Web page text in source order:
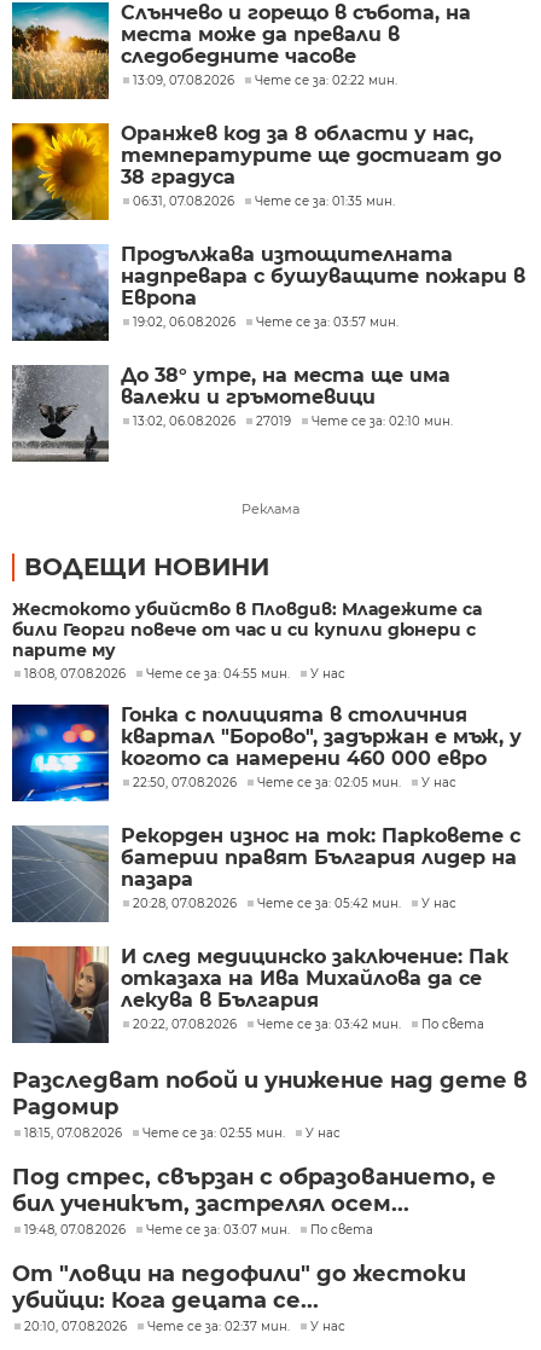
Слънчево и горещо в събота, на
места може да превали в
следобедните часове
13:09, 07.08.2026 Чете се за: 02:22 мин.
Оранжев код за 8 области у нас,
температурите ще достигат до
38 градуса
06:31, 07.08.2026 Чете се за: 01:35 мин.
Продължава изтощителната
надпревара с бушуващите пожари в
Европа
19:02, 06.08.2026 Чете се за: 03:57 мин.
До 38° утре, на места ще има
валежи и гръмотевици
13:02, 06.08.2026 27019 Чете се за: 02:10 мин.
Реклама
ВОДЕЩИ НОВИНИ
Жестокото убийство в Пловдив: Младежите са
били Георги повече от час и си купили дюнери с
парите му
18:08, 07.08.2026 Чете се за: 04:55 мин. У нас
Гонка с полицията в столичния
квартал "Борово", задържан е мъж, у
когото са намерени 460 000 евро
22:50, 07.08.2026 Чете се за: 02:05 мин. У нас
Рекорден износ на ток: Парковете с
батерии правят България лидер на
пазара
20:28, 07.08.2026 Чете се за: 05:42 мин. У нас
И след медицинско заключение: Пак
отказаха на Ива Михайлова да се
лекува в България
20:22, 07.08.2026 Чете се за: 03:42 мин. По света
Разследват побой и унижение над дете в
Радомир
18:15, 07.08.2026 Чете се за: 02:55 мин. У нас
Под стрес, свързан с образованието, е
бил ученикът, застрелял осем...
19:48, 07.08.2026 Чете се за: 03:07 мин. По света
От "ловци на педофили" до жестоки
убийци: Кога децата се...
20:10, 07.08.2026 Чете се за: 02:37 мин. У нас